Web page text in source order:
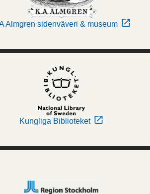
Almgren sidenväveri & museum
Kungliga Biblioteket